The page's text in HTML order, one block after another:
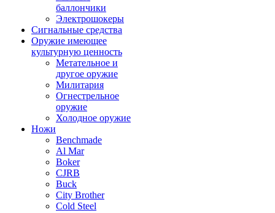
баллончики
Электрошокеры
Сигнальные средства
Оружие имеющее
культурную ценность
Метательное и
другое оружие
Милитария
Огнестрельное
оружие
Холодное оружие
Ножи
Benchmade
Al Mar
Boker
CJRB
Buck
City Brother
Cold Steel